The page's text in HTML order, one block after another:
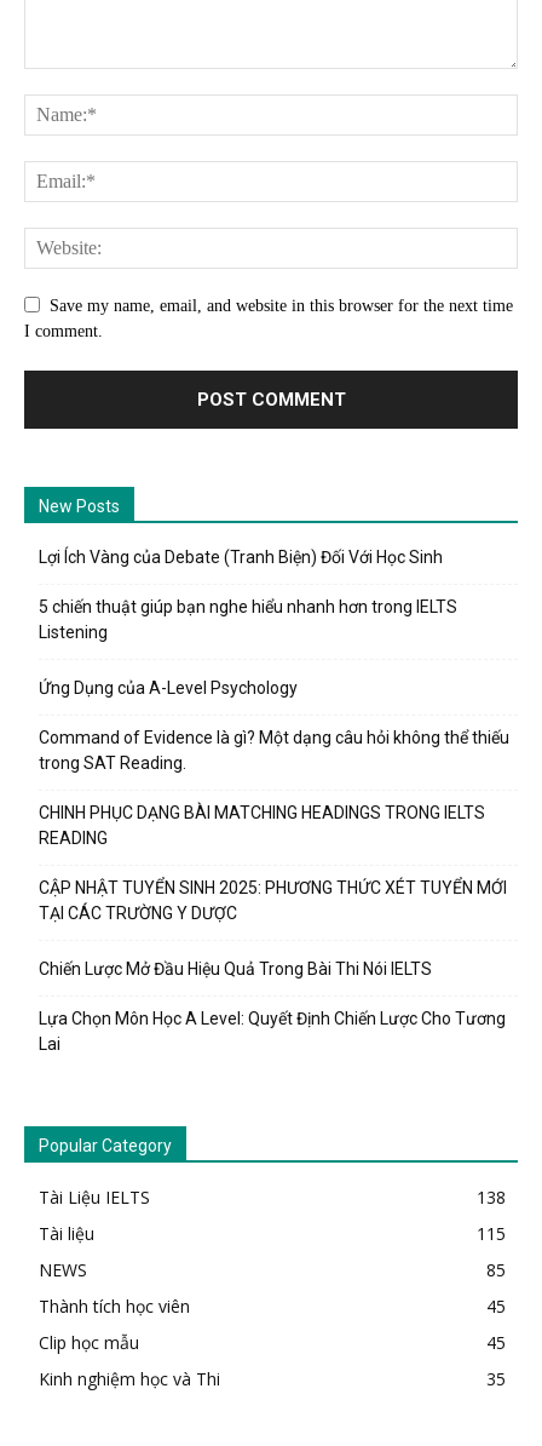
Save my name, email, and website in this browser for the next time
I comment.
New Posts
Lợi Ích Vàng của Debate (Tranh Biện) Đối Với Học Sinh
5 chiến thuật giúp bạn nghe hiểu nhanh hơn trong IELTS
Listening
Ứng Dụng của A-Level Psychology
Command of Evidence là gì? Một dạng câu hỏi không thể thiếu
trong SAT Reading.
CHINH PHỤC DẠNG BÀI MATCHING HEADINGS TRONG IELTS
READING
CẬP NHẬT TUYỂN SINH 2025: PHƯƠNG THỨC XÉT TUYỂN MỚI
TẠI CÁC TRƯỜNG Y DƯỢC
Chiến Lược Mở Đầu Hiệu Quả Trong Bài Thi Nói IELTS
Lựa Chọn Môn Học A Level: Quyết Định Chiến Lược Cho Tương
Lai
Popular Category
Tài Liệu IELTS
138
Tài liệu
115
NEWS
85
Thành tích học viên
45
Clip học mẫu
45
Kinh nghiệm học và Thi
35